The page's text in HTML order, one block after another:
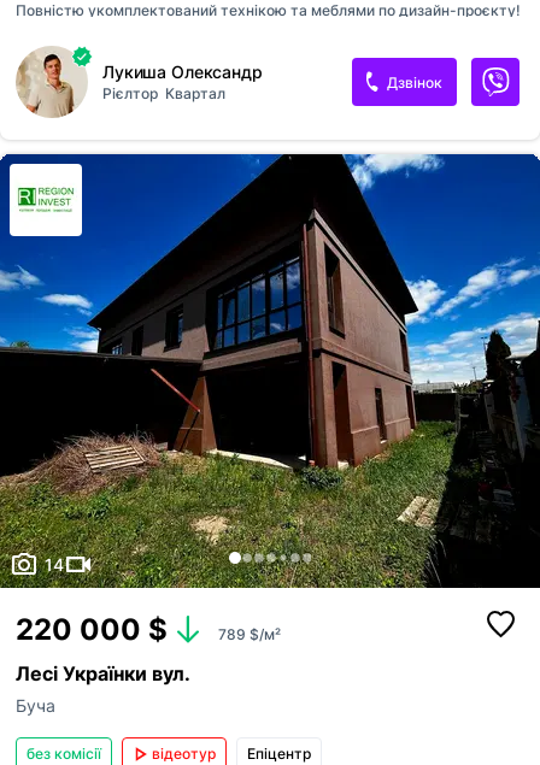
Повністю укомплектований технікою та меблями по дизайн-проєкту!
дровʼяним каміном та виходом на задній двір; Два санвузли; Дві
гардеробні кімнати; Технічна кімната; Горище; Газове опалення;
Світло 14 кВт; Скважина; Центральна каналізація; Будинок
автономний, встановлена система резервного живлення ( інвертор +
акумулятори)! Локація з максимально розвинутою інфраструктурою,
все в пішій доступності! Швидкий виїзд на Варшавську трасу!
Лукиша Олександр
Рієлтор Квартал
Дзвінок
14
220 000 $ 789 $/м²
Лесі Українки вул.
Буча
без комісії відеотур Епіцентр